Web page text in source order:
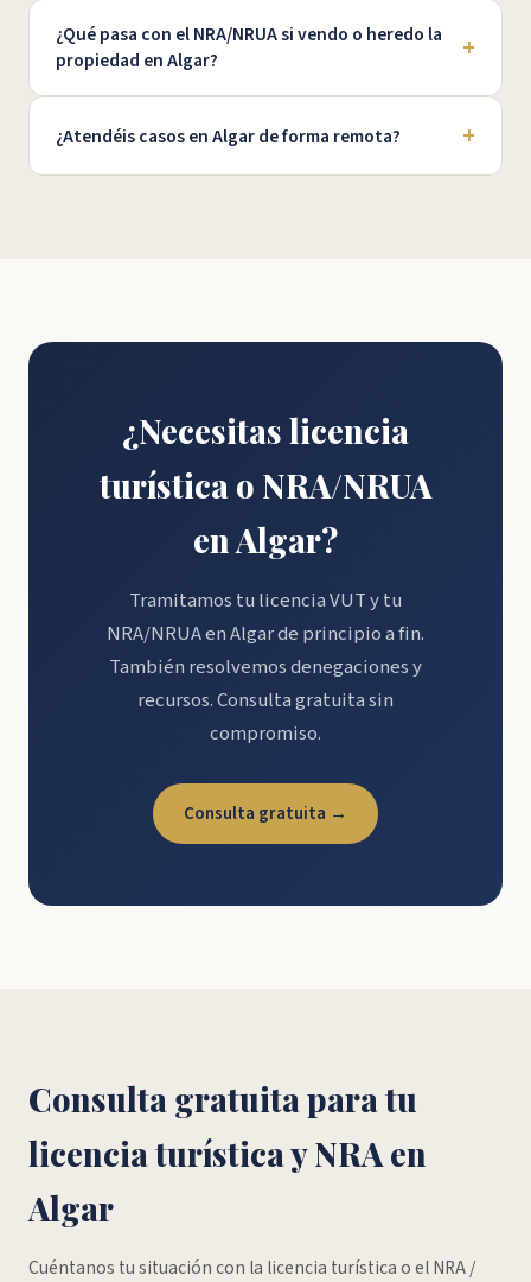
¿Qué pasa con el NRA/NRUA si vendo o heredo la
propiedad en Algar?
+
¿Atendéis casos en Algar de forma remota? +
¿Necesitas licencia
turística o NRA/NRUA
en Algar?
Tramitamos tu licencia VUT y tu
NRA/NRUA en Algar de principio a fin.
También resolvemos denegaciones y
recursos. Consulta gratuita sin
compromiso.
Consulta gratuita →
Consulta gratuita para tu
licencia turística y NRA en
Algar
Cuéntanos tu situación con la licencia turística o el NRA /